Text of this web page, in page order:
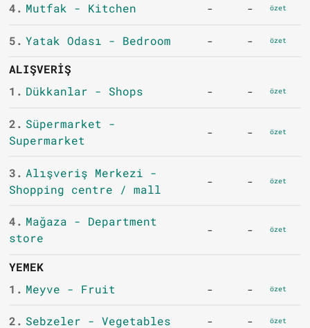
4. Mutfak - Kitchen - - özet
5. Yatak Odası - Bedroom - - özet
ALIŞVERIŞ
1. Dükkanlar - Shops - - özet
2. Süpermarket -
Supermarket
- - özet
3. Alışveriş Merkezi -
Shopping centre / mall
- - özet
4. Mağaza - Department
store
- - özet
YEMEK
1. Meyve - Fruit - - özet
2. Sebzeler - Vegetables - - özet